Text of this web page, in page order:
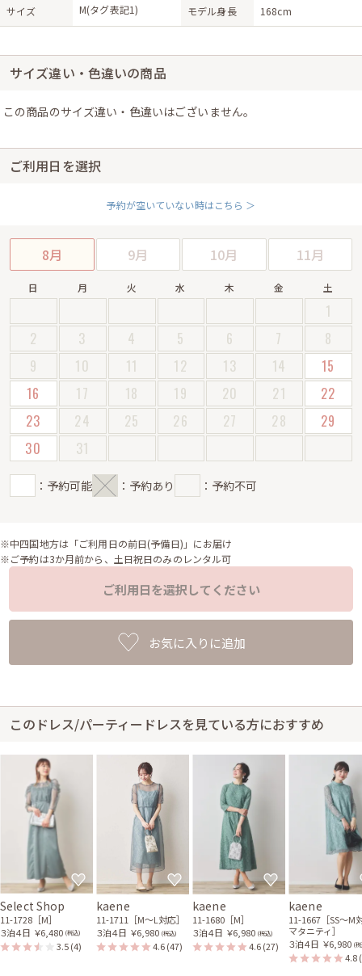
サイズ M(タグ表記1) モデル身長 168cm
サイズ違い・色違いの商品
この商品のサイズ違い・色違いはございません。
ご利用日を選択
予約が空いていない時はこちら ＞
8月 9月 10月 11月
日 月 火 水 木 金 土
1
2
3 4 5 6 7
8
9
10 11 12 13 14
15
16
17 18 19 20 21
22
23
24 25 26 27 28
29
30
31
：予約可能 ：予約あり ：予約不可
※中四国地方は「ご利用日の前日(予備日)」にお届け
※ご予約は3か月前から、土日祝日のみのレンタル可
ご利用日を選択してください
お気に入りに追加
このドレス/パーティードレスを見ている方におすすめ
Select Shop
11-1728［M］
３泊４日 ￥6,480 (税込)
3.5(4)
kaene
11-1711［M〜L対応］
３泊４日 ￥6,980 (税込)
4.6(47)
kaene
11-1680［M］
３泊４日 ￥6,980 (税込)
4.6(27)
kaene
11-1667［SS〜M
マタニティ］
３泊４日 ￥6,980 (
4.8